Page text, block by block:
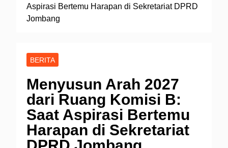
Aspirasi Bertemu Harapan di Sekretariat DPRD
Jombang
BERITA
Menyusun Arah 2027
dari Ruang Komisi B:
Saat Aspirasi Bertemu
Harapan di Sekretariat